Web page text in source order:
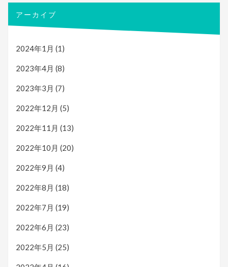
アーカイブ
2024年1月 (1)
2023年4月 (8)
2023年3月 (7)
2022年12月 (5)
2022年11月 (13)
2022年10月 (20)
2022年9月 (4)
2022年8月 (18)
2022年7月 (19)
2022年6月 (23)
2022年5月 (25)